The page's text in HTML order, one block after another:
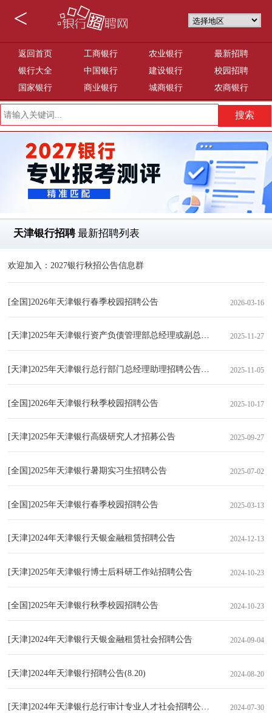
<
返回首页 工商银行 农业银行
最新招聘
银行大全
中国银行 建设银行
校园招聘
国家银行
商业银行 城商银行 农商银行
天津银行招聘最新招聘列表
欢迎加入：2027银行秋招公告信息群
[全国]2026年天津银行春季校园招聘公告 2026-03-16
[天津]2025年天津银行资产负债管理部总经理或副总经理招聘启事（
2025-11-27
[天津]2025年天津银行总行部门总经理助理招聘公告（11.05）2025-11-05
[全国]2026年天津银行秋季校园招聘公告 2025-10-17
[天津]2025年天津银行高级研究人才招募公告 2025-09-27
[全国]2025年天津银行暑期实习生招聘公告 2025-07-02
[全国]2025年天津银行春季校园招聘公告 2025-03-13
[天津]2024年天津银行天银金融租赁招聘公告 2024-12-13
[天津]2025年天津银行博士后科研工作站招聘公告 2024-10-23
[全国]2025年天津银行秋季校园招聘公告 2024-10-23
[天津]2024年天津银行天银金融租赁社会招聘公告 2024-09-04
[天津]2024年天津银行招聘公告(8.20) 2024-08-20
[天津]2024年天津银行总行审计专业人才社会招聘公告（7.30）2024-07-30